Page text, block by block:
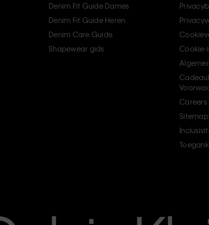
Denim Fit Guide Dames
Denim Fit Guide Heren
Denim Care Guide
Shapewear gids
Cookie-
Careers
Sitemap